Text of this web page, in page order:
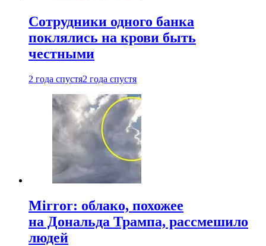
Сотрудники одного банка
поклялись на крови быть
честными
2 года спустя2 года спустя
Mirror: облако, похожее
на Дональда Трампа, рассмешило
людей